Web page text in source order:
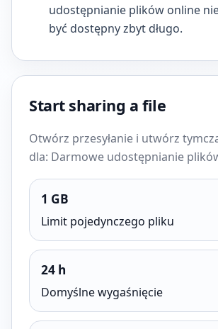
udostępnianie plików online
być dostępny zbyt długo.
Start sharing a file
Otwórz przesyłanie i utwórz
dla: Darmowe udostępnianie
1 GB
Limit pojedynczego pliku
24 h
Domyślne wygaśnięcie